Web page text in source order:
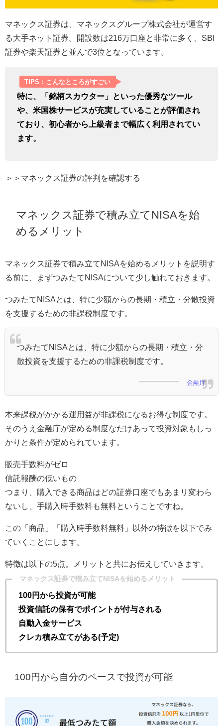
マネックス証券は、マネックスグループ株式会社が運営す
る大手ネット証券。開設数は216万口座と非常に多く、SBI
証券や楽天証券と並んで3位となっています。
TIPS：こんなところがすごい
特に、「銘柄スカウター」といった優秀なツール
や、米国株サービスが充実していることが評価され
ており、初心者から上級者まで幅広く利用されてい
ます。
＞＞マネックス証券の評判を確認する
マネックス証券で積み立てNISAを始
めるメリット
マネックス証券で積み立てNISAを始めるメリットを説明す
る前に、まずつみたてNISAについて少し触れておきます。
つみたてNISAとは、特に少額からの長期・積立・分散投資
を支援するための非課税制度です。
つみたてNISAとは、特に少額からの長期・積立・分
散投資を支援するための非課税制度です。
金融庁
本来課税がかかる運用益が非課税になるお得な制度です。
そのうえ金融庁が定める制度なだけあって投資対象もしっ
かりと条件が定められています。
販売手数料がゼロ
信託報酬の低いもの
つまり、購入できる商品はどの証券口座でもあまリ変わら
ないし、手購入時手数料も無料ということですね。
この「商品」「購入時手数料無料」以外の特徴を以下でみ
ていくことにします。
特徴は以下の5点。メリットと共にお伝えしていきます。
マネックス証券で積み立てNISAを始めるメリット
100円から投資が可能
投資信託の保有でポイントが付与される
自動入金サービス
クレカ積み立てがある(予定)
100円から自分のペースで投資が可能